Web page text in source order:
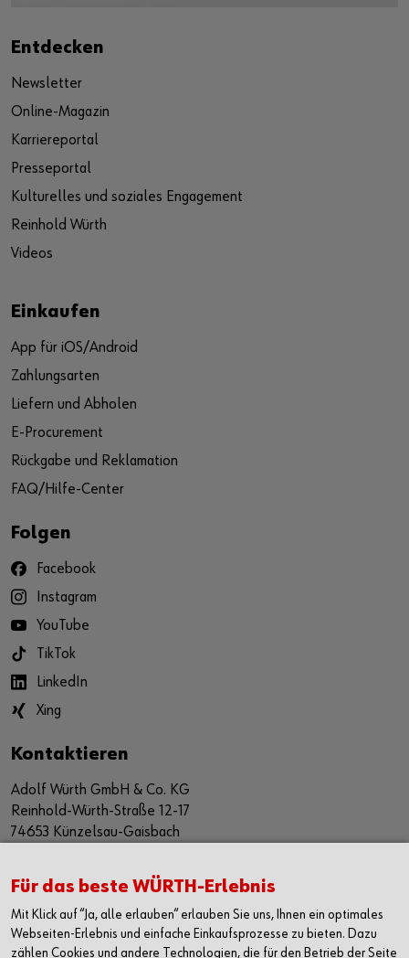
Entdecken
Newsletter
Online-Magazin
Karriereportal
Presseportal
Kulturelles und soziales Engagement
Reinhold Würth
Videos
Einkaufen
App für iOS/Android
Zahlungsarten
Liefern und Abholen
E-Procurement
Rückgabe und Reklamation
FAQ/Hilfe-Center
Folgen
Facebook
Instagram
YouTube
TikTok
LinkedIn
Xing
Kontaktieren
Adolf Würth GmbH & Co. KG
Reinhold-Würth-Straße 12-17
74653 Künzelsau-Gaisbach
Alle Kontaktmöglichkeiten
+49 7940 15-2400
Für das beste WÜRTH-Erlebnis
Mit Klick auf “Ja, alle erlauben“ erlauben Sie uns, Ihnen ein optimales
Webseiten-Erlebnis und einfache Einkaufsprozesse zu bieten. Dazu
zählen Cookies und andere Technologien, die für den Betrieb der Seite